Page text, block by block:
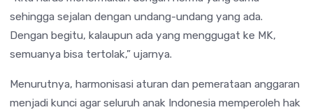
sehingga sejalan dengan undang-undang yang ada.
Dengan begitu, kalaupun ada yang menggugat ke MK,
semuanya bisa tertolak,” ujarnya.
Menurutnya, harmonisasi aturan dan pemerataan anggaran
menjadi kunci agar seluruh anak Indonesia memperoleh hak